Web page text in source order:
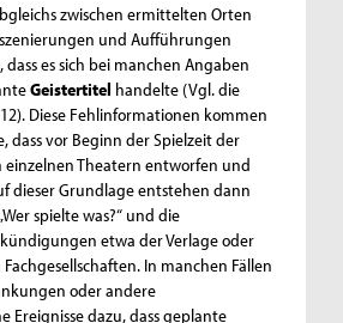
zwischen ermittelten Orten
und Aufführungen
dass es sich bei manchen Angaben
Geistertitel handelte (Vgl. die
Diese Fehlinformationen kommen
dass vor Beginn der Spielzeit der
einzelnen Theatern entworfen und
dieser Grundlage entstehen dann
spielte was?“ und die
etwa der Verlage oder
In manchen Fällen
oder andere
Ereignisse dazu, dass geplante